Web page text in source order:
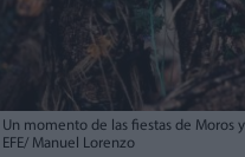
Un momento de las fiestas de Moros
EFE/ Manuel Lorenzo